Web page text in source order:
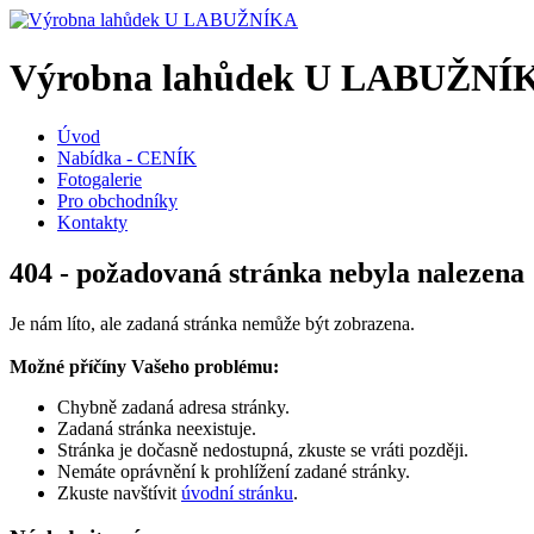
Výrobna lahůdek U
Úvod
Nabídka - CENÍK
Fotogalerie
Pro obchodníky
Kontakty
404 - požadovaná stránka nebyla nalezena
Je nám líto, ale zadaná stránka nemůže být zobrazena.
Možné příčíny Vašeho problému:
Chybně zadaná adresa stránky.
Zadaná stránka neexistuje.
Stránka je dočasně nedostupná, zkuste se vráti později.
Nemáte oprávnění k prohlížení zadané stránky.
Zkuste navštívit úvodní stránku.